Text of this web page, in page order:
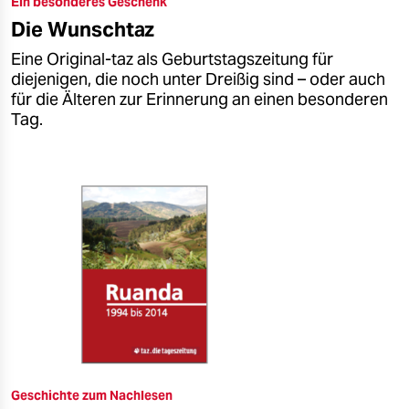
epaper login
Die Wunschtaz
Eine Original-taz als Geburtstagszeitung für
diejenigen, die noch unter Dreißig sind – oder auch
für die Älteren zur Erinnerung an einen besonderen
Tag.
Geschichte zum Nachlesen